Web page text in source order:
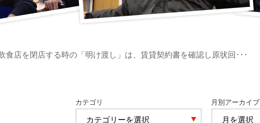
食店を閉店する時の「明け渡し」は、賃貸契約書を確認し原状回･･･
カテゴリ 月別アーカイブ